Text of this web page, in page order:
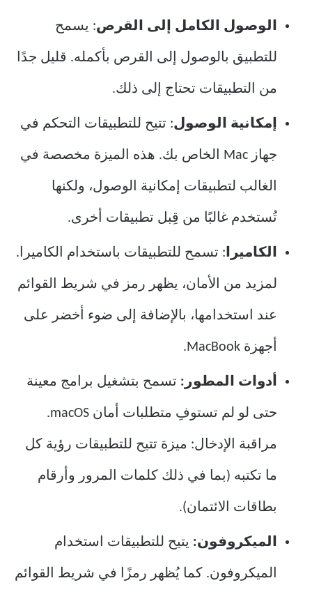
الوصول الكامل إلى القرص: يسمح
للتطبيق بالوصول إلى القرص بأكمله. قليل جدًا
من التطبيقات تحتاج إلى ذلك.
إمكانية الوصول: تتيح للتطبيقات التحكم في
جهاز Mac الخاص بك. هذه الميزة مخصصة في
الغالب لتطبيقات إمكانية الوصول، ولكنها
تُستخدم غالبًا من قِبل تطبيقات أخرى.
الكاميرا: تسمح للتطبيقات باستخدام الكاميرا.
لمزيد من الأمان، يظهر رمز في شريط القوائم
عند استخدامها، بالإضافة إلى ضوء أخضر على
أجهزة MacBook.
أدوات المطور: تسمح بتشغيل برامج معينة
حتى لو لم تستوفِ متطلبات أمان macOS.
مراقبة الإدخال: ميزة تتيح للتطبيقات رؤية كل
ما تكتبه (بما في ذلك كلمات المرور وأرقام
بطاقات الائتمان).
الميكروفون: يتيح للتطبيقات استخدام
الميكروفون. كما يُظهر رمزًا في شريط القوائم